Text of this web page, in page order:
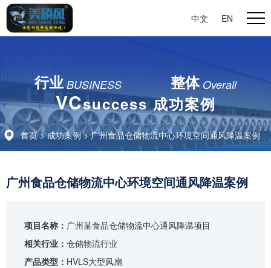
中文 EN
行业 BUSINESS 整体 Overall
VCsuccess 成功案例
首页>成功案例> 广州食品仓储物流中心环境空间通风降温案例
广州食品仓储物流中心环境空间通风降温案例
项目名称： 广州某食品仓储物流中心通风降温项目
相关行业： 仓储物流行业
产品类型： HVLS大型风扇